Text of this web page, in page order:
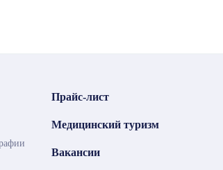
Прайс-лист
Медицинский туризм
Вакансии